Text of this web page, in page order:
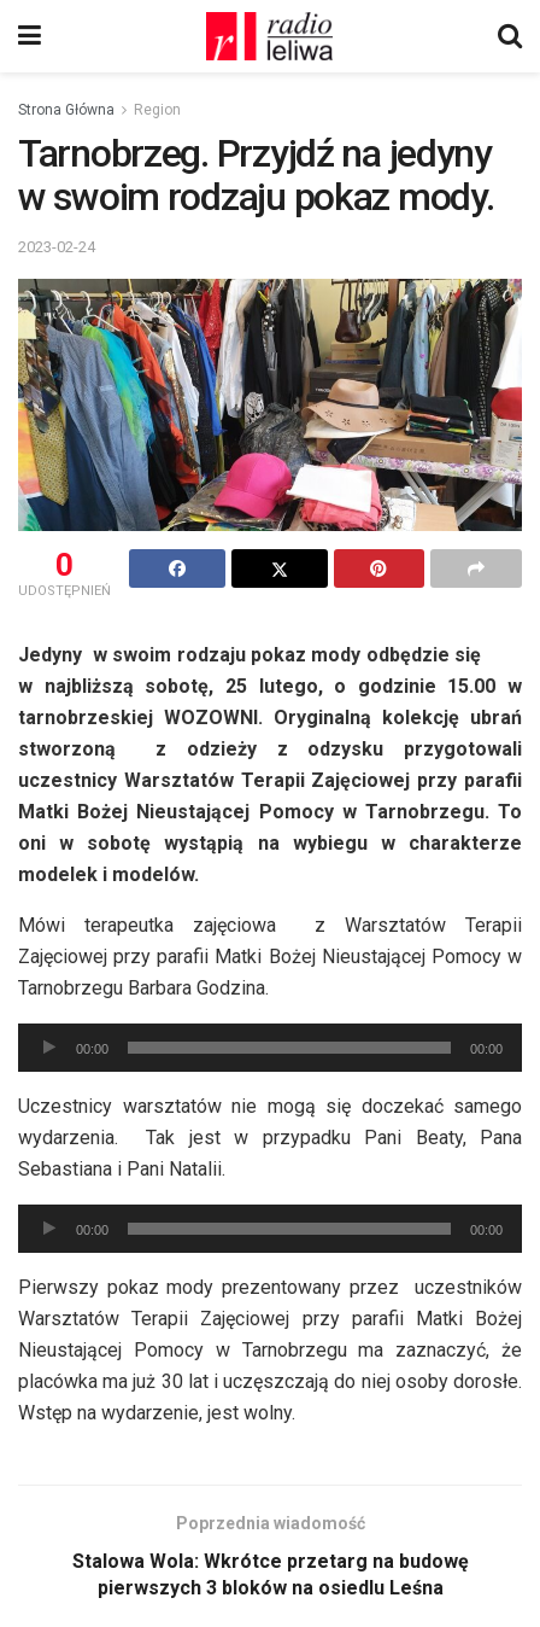
Strona Główna Region
Tarnobrzeg. Przyjdź na jedyny
w swoim rodzaju pokaz mody.
2023-02-24
0
UDOSTĘPNIEŃ
Jedyny w swoim rodzaju pokaz mody odbędzie się
w najbliższą sobotę, 25 lutego, o godzinie 15.00 w
tarnobrzeskiej WOZOWNI. Oryginalną kolekcję ubrań
stworzoną z odzieży z odzysku przygotowali
uczestnicy Warsztatów Terapii Zajęciowej przy parafii
Matki Bożej Nieustającej Pomocy w Tarnobrzegu. To
oni w sobotę wystąpią na wybiegu w charakterze
modelek i modelów.
Mówi terapeutka zajęciowa z Warsztatów Terapii
Zajęciowej przy parafii Matki Bożej Nieustającej Pomocy w
Tarnobrzegu Barbara Godzina.
Odtwarzacz
plików
dźwiękowych
00:00 00:00
Uczestnicy warsztatów nie mogą się doczekać samego
wydarzenia. Tak jest w przypadku Pani Beaty, Pana
Sebastiana i Pani Natalii.
Odtwarzacz
plików
dźwiękowych
00:00 00:00
Pierwszy pokaz mody prezentowany przez uczestników
Warsztatów Terapii Zajęciowej przy parafii Matki Bożej
Nieustającej Pomocy w Tarnobrzegu ma zaznaczyć, że
placówka ma już 30 lat i uczęszczają do niej osoby dorosłe.
Wstęp na wydarzenie, jest wolny.
Poprzednia wiadomość
Stalowa Wola: Wkrótce przetarg na budowę
pierwszych 3 bloków na osiedlu Leśna